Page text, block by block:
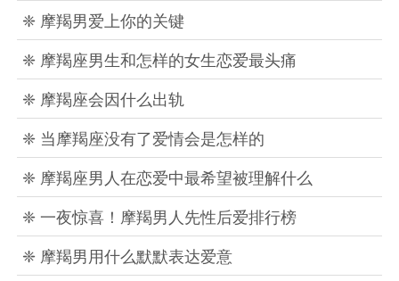
❈ 摩羯男爱上你的关键
❈ 摩羯座男生和怎样的女生恋爱最头痛
❈ 摩羯座会因什么出轨
❈ 当摩羯座没有了爱情会是怎样的
❈ 摩羯座男人在恋爱中最希望被理解什么
❈ 一夜惊喜！摩羯男人先性后爱排行榜
❈ 摩羯男用什么默默表达爱意